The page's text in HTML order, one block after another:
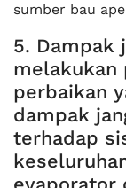
sumber bau
5. Dampak
melakukan
perbaikan
dampak
terhadap